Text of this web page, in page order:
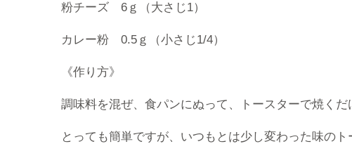
粉チーズ 6ｇ（大さじ1）
カレー粉 0.5ｇ（小さじ1/4）
《作り方》
調味料を混ぜ、食パンにぬって、トースターで焼くだ
とっても簡単ですが、いつもとは少し変わった味の